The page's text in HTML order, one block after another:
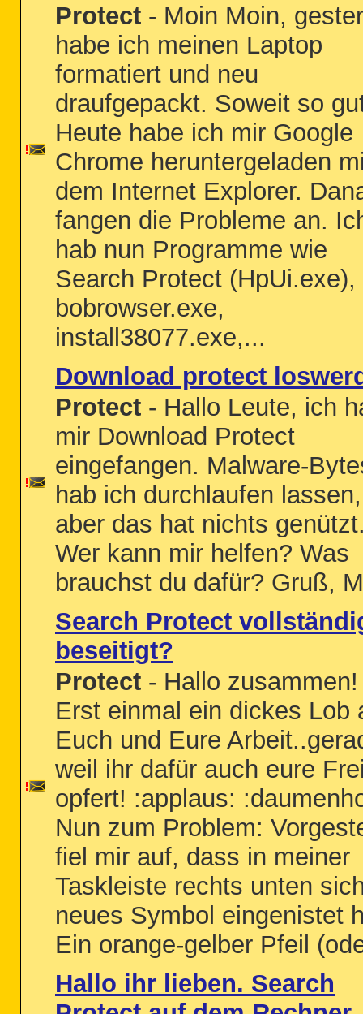
Protect - Moin Moin,
habe ich meinen Laptop
formatiert und neu
draufgepackt. Soweit so
Heute habe ich mir Google
Chrome heruntergeladen
dem Internet Explorer.
fangen die Probleme an.
hab nun Programme wie
Search Protect (HpUi.exe),
bobrowser.exe,
install38077.exe,...
Download protect
Protect - Hallo Leute, ich
mir Download Protect
eingefangen. Malware-
hab ich durchlaufen lassen,
aber das hat nichts
Wer kann mir helfen? Was
brauchst du dafür? Gruß,
Search Protect
beseitigt?
Protect - Hallo zusammen!
Erst einmal ein dickes Lob
Euch und Eure
weil ihr dafür auch eure
opfert! :applaus:
Nun zum Problem:
fiel mir auf, dass in meiner
Taskleiste rechts unten
neues Symbol eingenistet
Ein orange-gelber Pfeil
Hallo ihr lieben. Search